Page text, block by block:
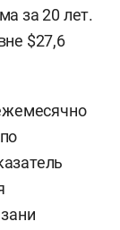
за 20 лет.
$27,6